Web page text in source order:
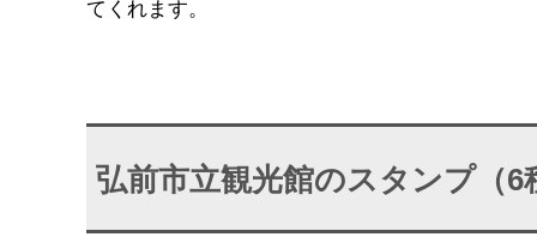
てくれます。
弘前市立観光館のスタンプ（6